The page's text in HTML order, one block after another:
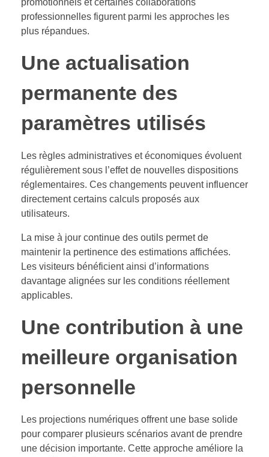
professionnelles figurent parmi les approches les
plus répandues.
Une actualisation
permanente des
paramètres utilisés
Les règles administratives et économiques évoluent
régulièrement sous l’effet de nouvelles dispositions
réglementaires. Ces changements peuvent influencer
directement certains calculs proposés aux
utilisateurs.
La mise à jour continue des outils permet de
maintenir la pertinence des estimations affichées.
Les visiteurs bénéficient ainsi d’informations
davantage alignées sur les conditions réellement
applicables.
Une contribution à une
meilleure organisation
personnelle
Les projections numériques offrent une base solide
pour comparer plusieurs scénarios avant de prendre
une décision importante. Cette approche améliore la